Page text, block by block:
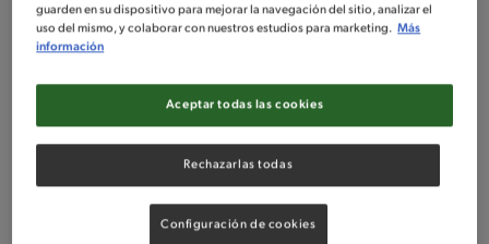
Ingredientes
No incluido en la receta
Sin huevo Sin crustáceos
Ingredientes
guarden en su dispositivo para mejorar la navegación del sitio, analizar el
uso del mismo, y colaborar con nuestros estudios para marketing. Más
información
Rechazarlas todas
Aceptar todas las cookies
Configuración de cookies